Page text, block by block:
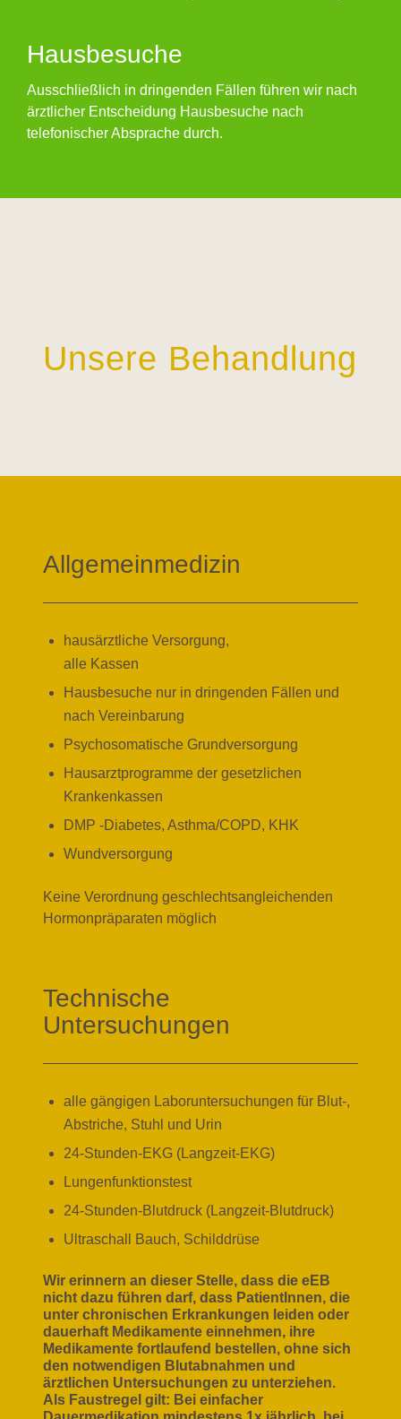
Hausbesuche
Ausschließlich in dringenden Fällen führen wir nach
ärztlicher Entscheidung Hausbesuche nach
telefonischer Absprache durch.
Unsere Behandlung
Allgemeinmedizin
hausärztliche Versorgung,
alle Kassen
Hausbesuche nur in dringenden Fällen und
nach Vereinbarung
Psychosomatische Grundversorgung
Hausarztprogramme der gesetzlichen
Krankenkassen
DMP -Diabetes, Asthma/COPD, KHK
Wundversorgung
Keine Verordnung geschlechtsangleichenden
Hormonpräparaten möglich
Technische
Untersuchungen
alle gängigen Laboruntersuchungen für Blut-,
Abstriche, Stuhl und Urin
24-Stunden-EKG (Langzeit-EKG)
Lungenfunktionstest
24-Stunden-Blutdruck (Langzeit-Blutdruck)
Ultraschall Bauch, Schilddrüse
Wir erinnern an dieser Stelle, dass die eEB
nicht dazu führen darf, dass PatientInnen, die
unter chronischen Erkrankungen leiden oder
dauerhaft Medikamente einnehmen, ihre
Medikamente fortlaufend bestellen, ohne sich
den notwendigen Blutabnahmen und
ärztlichen Untersuchungen zu unterziehen.
Als Faustregel gilt: Bei einfacher